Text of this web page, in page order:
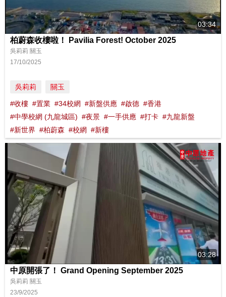
03:34
柏蔚森收樓啦！ Pavilia Forest! October 2025
吳莉莉 關玉
17/10/2025
吳莉莉 關玉
#收樓 #置業 #34校網 #新盤供應 #啟德 #香港
#中學校網 (九龍城區) #夜景 #一手供應 #打卡 #九龍新盤
#新世界 #柏蔚森 #校網 #新樓
03:28
中原開張了！ Grand Opening September 2025
吳莉莉 關玉
23/9/2025